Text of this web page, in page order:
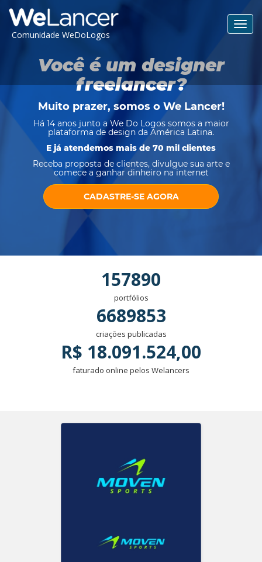
Comunidade WeDoLogos
Você é um designer
freelancer?
Muito prazer, somos o We Lancer!
Há 14 anos junto a We Do Logos somos a maior
plataforma de design da América Latina.
E já atendemos mais de 70 mil clientes
Receba proposta de clientes, divulgue sua arte e
comece a ganhar dinheiro na internet
CADASTRE-SE AGORA
157890
portfólios
6689853
criações publicadas
R$ 18.091.524,00
faturado online pelos Welancers